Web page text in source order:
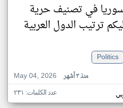
في تصنيف حرية
ترتيب الدول العربية
Politics
May 04, 2026
منذ ٣ أشهر
عدد الكلمات: ٢٣١